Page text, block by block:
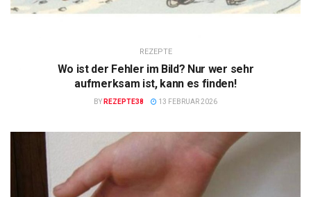
REZEPTE
Wo ist der Fehler im Bild? Nur wer sehr
aufmerksam ist, kann es finden!
BY REZEPTE38 13 FEBRUAR 2026